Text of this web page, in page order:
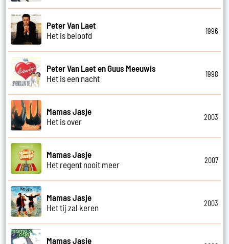
Peter Van Laet
Het is beloofd
1996
Peter Van Laet en Guus Meeuwis
Het is een nacht
1998
Mamas Jasje
Het is over
2003
Mamas Jasje
Het regent nooit meer
2007
Mamas Jasje
Het tij zal keren
2003
Mamas Jasje